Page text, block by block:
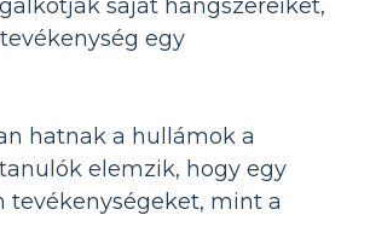
saját hangszereiket,
egy
hatnak a hullámok a
elemzik, hogy egy
tevékenységeket, mint a